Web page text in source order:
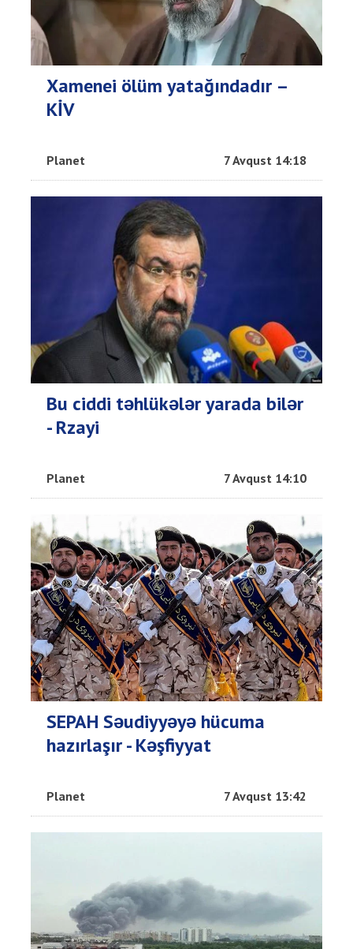
Xamenei ölüm yatağındadır –
KİV
Planet 7 Avqust 14:18
Bu ciddi təhlükələr yarada bilər
- Rzayi
Planet 7 Avqust 14:10
SEPAH Səudiyyəyə hücuma
hazırlaşır - Kəşfiyyat
Planet 7 Avqust 13:42